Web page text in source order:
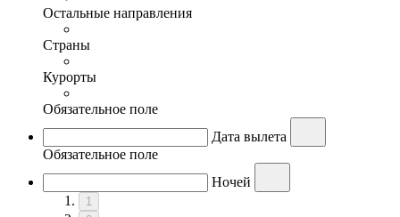
Остальные направления
Страны
Курорты
Обязательное поле
Дата вылета
Обязательное поле
Ночей
1